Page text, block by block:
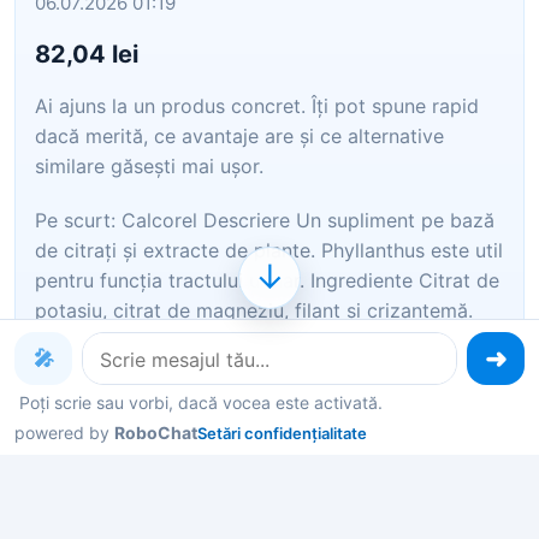
82,04 lei
Ai ajuns la un produs concret. Îți pot spune rapid
dacă merită, ce avantaje are și ce alternative
similare găsești mai ușor.
Pe scurt: Calcorel Descriere Un supliment pe bază
de citrați și extracte de plante. Phyllanthus este util
pentru funcția tractului urinar. Ingrediente Citrat de
potasiu, citrat de magneziu, filant și crizantemă.
Fără gluten . Făr…
Îți pot recomanda rapid produse similare sau
alternative mai bune din aceeași zonă.
🎤
Poți scrie sau vorbi, dacă vocea este activată.
powered by RoboChatSetări confidențialitate
↓